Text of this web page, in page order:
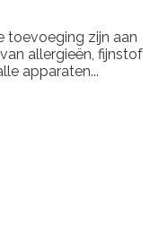
toevoeging zijn aan
allergieën, fijnstof
apparaten...